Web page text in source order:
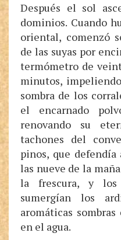
Después el sol
dominios. Cuando
oriental, comenzó
de las suyas por
termómetro de
minutos,
sombra de los
el encarnado
renovando su
tachones del
pinos, que
las nueve de la
la frescura, y los
sumergían los
aromáticas
en el agua.